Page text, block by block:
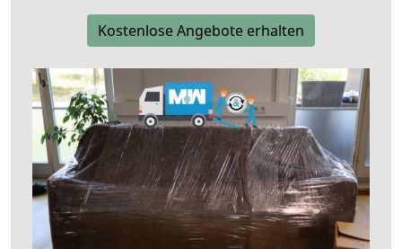
Kostenlose Angebote erhalten